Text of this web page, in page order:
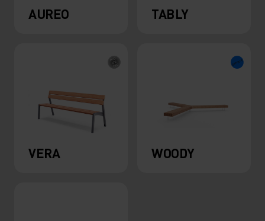
AUREO TABLY
VERA WOODY